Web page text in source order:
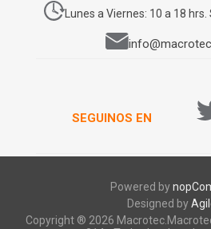
Lunes a Viernes: 10 a 18
SEGUINOS EN
Powered by
Designed by
Copyright ® 2026